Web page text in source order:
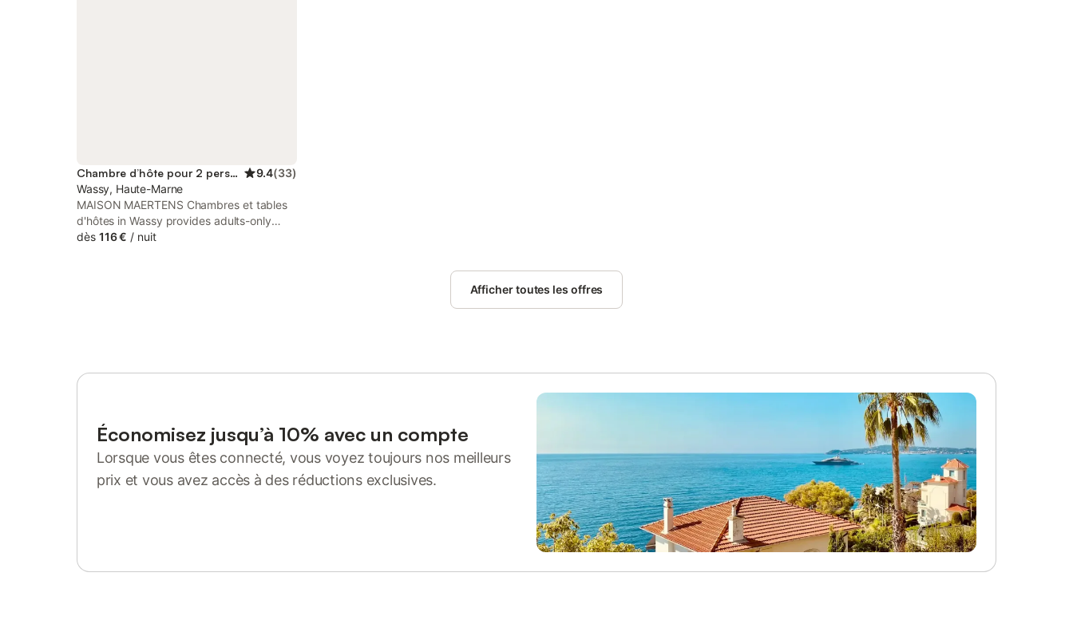
Chambre d’hôte pour 2 personnes 9.4(33)
Wassy, Haute-Marne
MAISON MAERTENS Chambres et tables
d'hôtes in Wassy provides adults-only
accommodation with a garden, a terrace
dès 116 € / nuit
Afficher toutes les offres
Économisez jusqu’à 10% avec un compte
Lorsque vous êtes connecté, vous voyez toujours nos meilleurs
prix et vous avez accès à des réductions exclusives.